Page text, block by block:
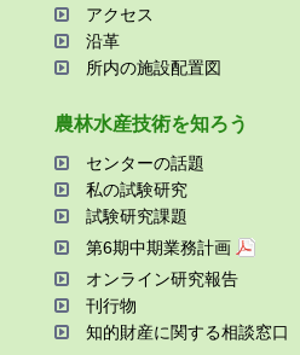
アクセス
沿⾰
所内の施設配置図
農林⽔産技術を知ろう
センターの話題
私の試験研究
試験研究課題
第6期中期業務計画
オンライン研究報告
刊⾏物
知的財産に関する相談窓⼝